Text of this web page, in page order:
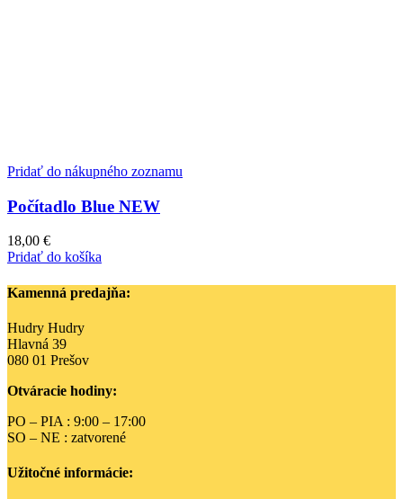
Pridať do nákupného zoznamu
Počítadlo Blue NEW
18,00 €
Pridať do košíka
Kamenná predajňa:
Hudry Hudry
Hlavná 39
080 01 Prešov
Otváracie hodiny:
PO – PIA : 9:00 – 17:00
SO – NE : zatvorené
Užitočné informácie: